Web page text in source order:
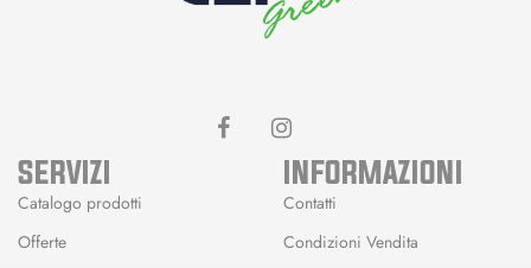
SERVIZI
Catalogo prodotti
Offerte
INFORMAZIONI
Contatti
Condizioni Vendita